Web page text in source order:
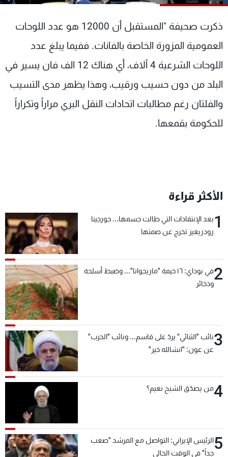
ذكرت صحيفة "المستقبل أن
12000 هو عدد اللوحات
العمومية المزورة الخاصة بالفانات. ففيما يبلغ عدد
اللوحات الشرعية 4 آلاف، أي هناك 12 الف فان يسير في
البلد من دون حسيب ورقيب، وهذا يظهر مدى التسيب
والفلتان رغم مطالبات اتحادات النقل البري مراراً وتكراراً
للحكومة بقمعها.
الأكثر قراءة
1بعد الإنتقادات التي طالت جسمها... جورجينا
رودريغيز تخرج عن صمتها
2
في بوداي: ١٦ خيمة "ماريجوانا"... وضبط أسلحة
وذخائر
3نائب "الثنائي" يردّ على قاسم... ونائب "الحزب"
عن عون: "انشالله خير"
4من يصدّق الشيخ نعيم؟
5الرئيس الإيراني: التواصل مع المرشد "صعب
جداً" في الوقت الحالي
الترددات
الإنـتـاج
لاعلاناتكم
وظائف
تواصل معنا
شروط الإسـتخدام
سياسة الخصوصية